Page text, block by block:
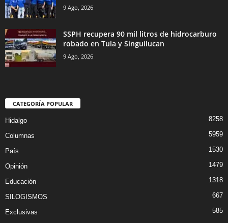
9 Ago, 2026
SSPH recupera 90 mil litros de hidrocarburo
robado en Tula y Singuilucan
9 Ago, 2026
CATEGORÍA POPULAR
Hidalgo 8258
Columnas 5959
País 1530
Opinión 1479
Educación 1318
SILOGISMOS 667
Exclusivas 585